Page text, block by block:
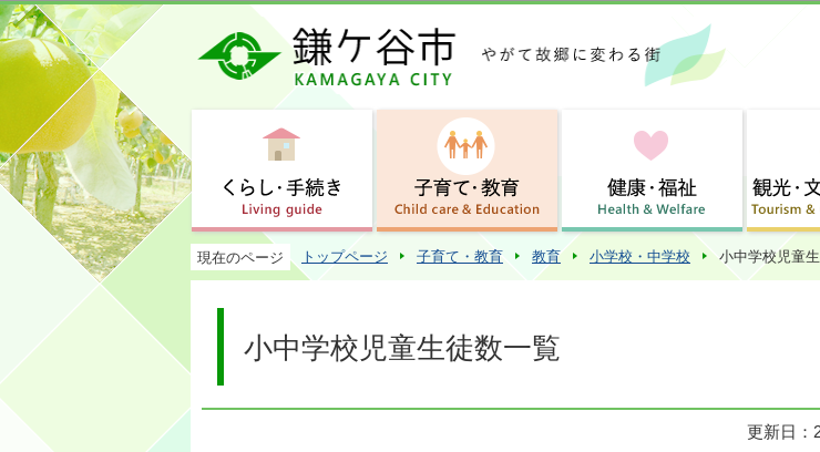
このページの本文へ
現在のページ トップページ 子育て・教育 教育 小学校・中学校 小中学校児童
小中学校児童生徒数一覧
更新日：